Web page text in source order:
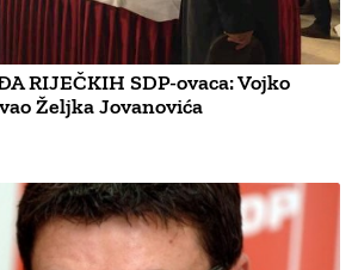
RIJEČKIH SDP-ovaca: Vojko
Željka Jovanovića